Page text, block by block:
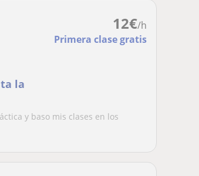
12€/h
Primera clase gratis
la
y baso mis clases en los